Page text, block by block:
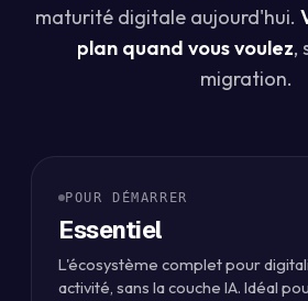
maturité digitale aujourd'hui.
plan quand vous voulez,
migration.
POUR DÉMARRER
Essentiel
L'écosystème complet pour
activité, sans la couche IA. Idéal